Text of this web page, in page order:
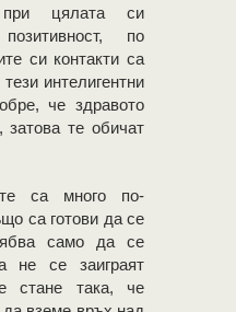
цялата си
по
си контакти са
интелигентни
че здравото
затова те обичат
са много по-
са готови да се
само да се
не се заиграят
стане така, че